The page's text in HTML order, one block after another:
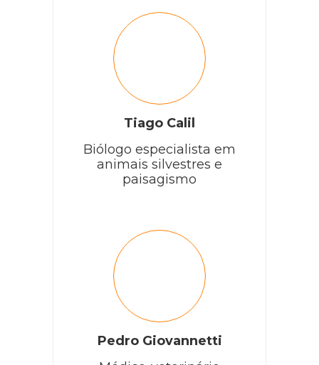
Tiago Calil
Biólogo especialista em
animais silvestres e
paisagismo
Pedro Giovannetti